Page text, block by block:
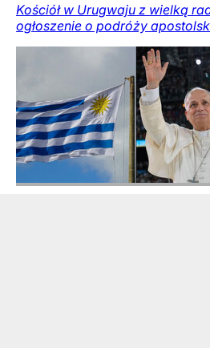
Kościół w Urugwaju z wielką
ogłoszenie o podróży